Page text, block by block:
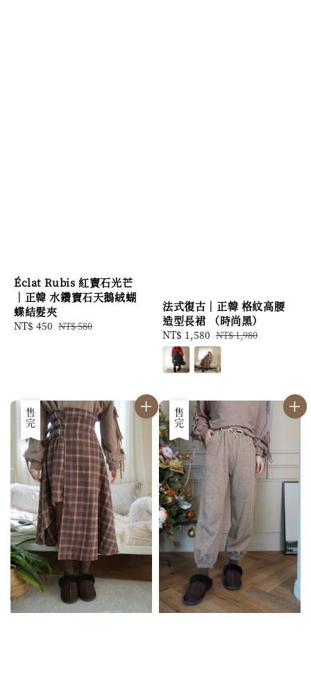
Éclat Rubis 紅寶石光芒
｜正韓 水鑽寶石天鵝絨蝴
蝶結髮夾
Sale
NT$ 450 Regular
NT$ 580
法式復古｜正韓 格紋高腰
造型長裙 （時尚黑）
Sale
price
NT$ 1,580 Regular
price
NT$ 1,980
優惠
售完 優惠
售完